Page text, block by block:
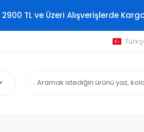
2900 TL ve Üzeri Alışverişlerde